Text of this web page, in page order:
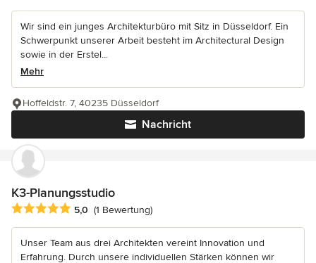
Wir sind ein junges Architekturbüro mit Sitz in Düsseldorf. Ein
Schwerpunkt unserer Arbeit besteht im Architectural Design
sowie in der Erstel...
Mehr
Nachricht
Hoffeldstr. 7, 40235 Düsseldorf
K3-Planungsstudio
Durchschnittliche Bewertung: 5 von 5 Sternen
5,0 (1 Bewertung)
Unser Team aus drei Architekten vereint Innovation und
Erfahrung. Durch unsere individuellen Stärken können wir